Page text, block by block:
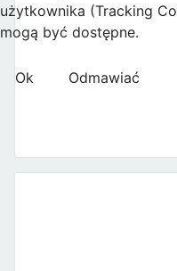
użytkownika (Tracking
mogą być dostępne.
Ok
Odmawiać